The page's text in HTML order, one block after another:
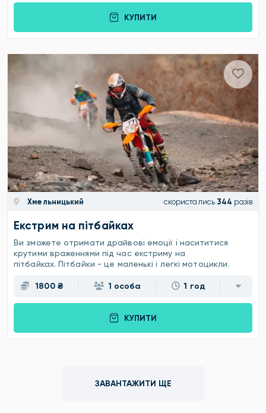
КУПИТИ
Хмельницький скористались 344 разів
Екстрим на пітбайках
Ви зможете отримати драйвові емоції і насититися
крутими враженнями під час екстриму на
пітбайках. Пітбайки - це маленькі і легкі мотоцикли.
1800 ₴ 1 особа 1 год
КУПИТИ
ЗАВАНТАЖИТИ ЩЕ